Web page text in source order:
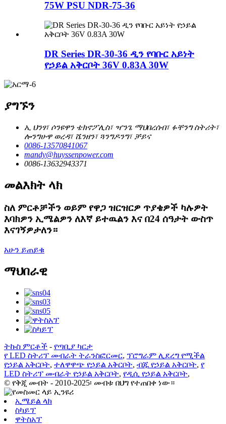
75W PSU NDR-75-36
DR Series DR-30-36 ዲን የባቡር አይነት
የኃይል አቅርቦት 36V 0.83A 30W
ያግኙን
ኢ ህንፃ፣ ሶንዩዋን ቴክኖፖሊስ፣ ዣንጌ ማህበረሰብ፣ ፉቸንግ ስትሪት፣
ሎንግሁዋ ወረዳ፣ ሼንዘን፣ ጓንግዶንግ፣ ቻይና
0086-13570841067
mandy@huyssenpower.com
0086-13632943371
መልእክት ላክ
ስለ ምርቶቻችን ወይም የዋጋ ዝርዝርዎ ጥያቄዎች ካሉዎት
እባክዎን ኢሜልዎን ለእኛ ይተዉልን እና በ24 ሰዓታት ውስጥ
እናገኝዎታለን።
አሁን ይጠይቁ
ማህበራዊ
ትኩስ ምርቶች - የጣቢያ ካርታ
የ LED ስትሪፕ መብራት ትራንስፎርመር, ፕሮግራም ሊደረግ የሚችል
የኃይል አቅርቦት, ተለዋዋጭ የኃይል አቅርቦት, ብጁ የኃይል አቅርቦት, የ
LED ስትሪፕ መብራት የኃይል አቅርቦት, የዲሲ የኃይል አቅርቦት,
© የቅጂ መብት - 2010-2025፡ መብቱ በህግ የተጠበቀ ነው።
ኢሜይል ላክ
ስካይፕ
ዋትስአፕ